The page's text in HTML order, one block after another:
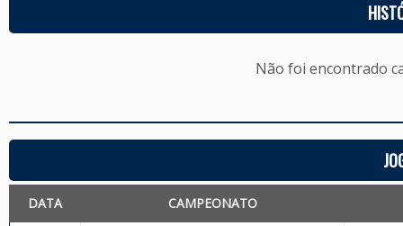
Não foi encontrado
DATA CAMPEONATO